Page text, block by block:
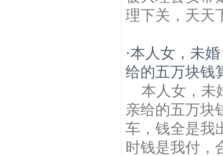
理下关，天天
·本人女，未
给的五万块钱
本人女，未
亲给的五万块
车，钱全是我
时钱是我付，